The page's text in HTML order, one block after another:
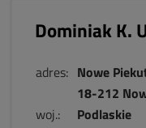
Dominiak K.
adres: Nowe
18-212
woj.:
Podlaskie